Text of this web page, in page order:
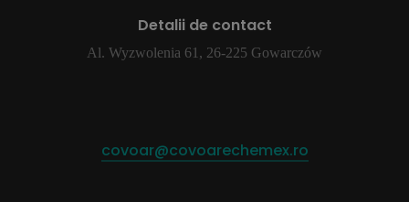
Detalii de contact
Al. Wyzwolenia 61, 26-225 Gowarczów
covoar@covoarechemex.ro